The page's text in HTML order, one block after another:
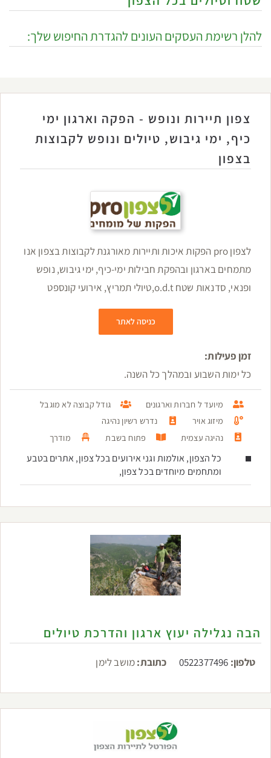
להלן רשימת העסקים העונים להגדרת החיפוש שלך:
צפון תיירות ונופש - הפקה וארגון ימי
כיף, ימי גיבוש, טיולים ונופש לקבוצות
בצפון
לצפון pro הפקות איכות ותיירות מאורגנת לקבוצות בצפון אנו
מתמחים בארגון ובהפקת חבילות ימי-כיף, ימי גיבוש, נופש
ופנאי, סדנאות שטח o.d.t,טיולי תמריץ, אירועי קונספט
כניסה לאתר
זמן פעילות:
כל ימות השבוע ובמהלך כל השנה.
מיועד ל חברות וארגונים
גודל קבוצה לא מוגבל
מיזוג אויר
נדרש רשיון נהיגה
נהיגה עצמית
פתוח בשבת מודרך
כל הצפון, אולמות וגני אירועים בכל צפון, אתרים בטבע
ומתחמים מיוחדים בכל צפון,
הבה נגלילה יעוץ ארגון והדרכת טיולים
טלפון: 0522377496 כתובת:מושב לימן